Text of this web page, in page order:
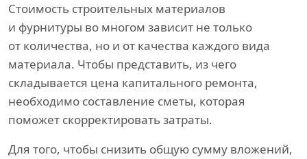
Стоимость строительных материалов
и фурнитуры во многом зависит не только
от количества, но и от качества каждого вида
материала. Чтобы представить, из чего
складывается цена капитального ремонта,
необходимо составление сметы, которая
поможет скорректировать затраты.
Для того, чтобы снизить общую сумму вложений,